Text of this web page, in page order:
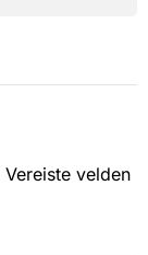
Vereiste velden